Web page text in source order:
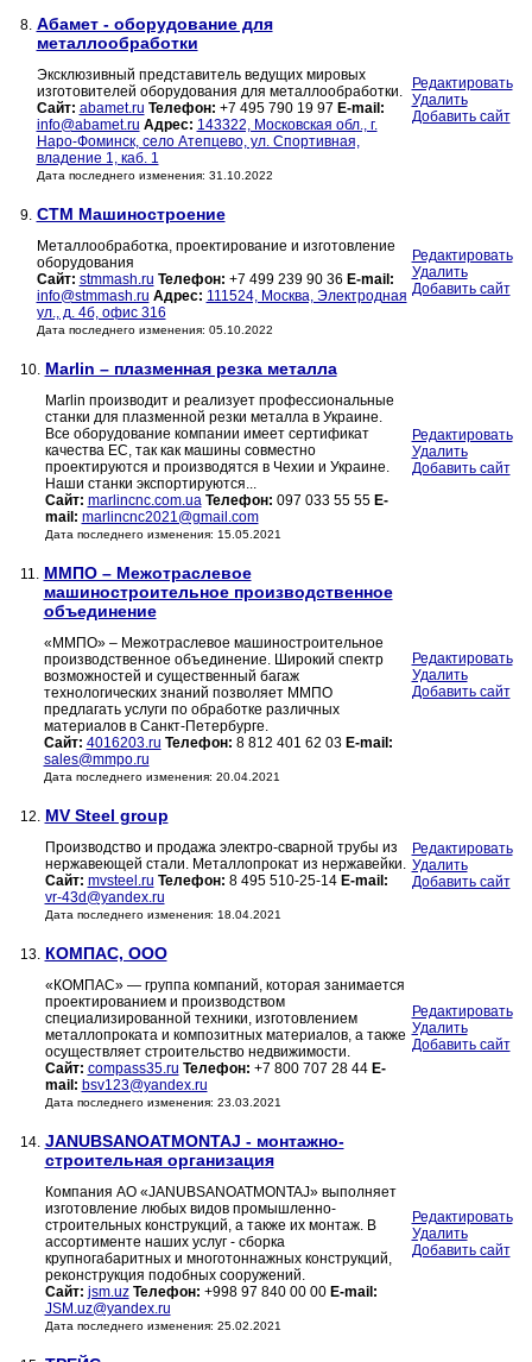
8. Абамет - оборудование для
металлообработки
Эксклюзивный представитель ведущих мировых
изготовителей оборудования для металлообработки.
Сайт: abamet.ru Телефон: +7 495 790 19 97 E-mail:
info@abamet.ru Адрес: 143322, Московская обл., г.
Наро-Фоминск, село Атепцево, ул. Спортивная,
владение 1, каб. 1
Дата последнего изменения: 31.10.2022
Редактировать
Удалить
Добавить сайт
9. СТМ Машиностроение
Металлообработка, проектирование и изготовление
оборудования
Сайт: stmmash.ru Телефон: +7 499 239 90 36 E-mail:
info@stmmash.ru Адрес: 111524, Москва, Электродная
ул., д. 4б, офис 316
Дата последнего изменения: 05.10.2022
Редактировать
Удалить
Добавить сайт
10. Marlin – плазменная резка металла
Marlin производит и реализует профессиональные
станки для плазменной резки металла в Украине.
Все оборудование компании имеет сертификат
качества ЕС, так как машины совместно
проектируются и производятся в Чехии и Украине.
Наши станки экспортируются...
Сайт: marlincnc.com.ua Телефон: 097 033 55 55 E-
mail: marlincnc2021@gmail.com
Дата последнего изменения: 15.05.2021
Редактировать
Удалить
Добавить сайт
11. ММПО – Межотраслевое
машиностроительное производственное
объединение
«ММПО» – Межотраслевое машиностроительное
производственное объединение. Широкий спектр
возможностей и существенный багаж
технологических знаний позволяет ММПО
предлагать услуги по обработке различных
материалов в Санкт-Петербурге.
Сайт: 4016203.ru Телефон: 8 812 401 62 03 E-mail:
sales@mmpo.ru
Дата последнего изменения: 20.04.2021
Редактировать
Удалить
Добавить сайт
12. MV Steel group
Производство и продажа электро-сварной трубы из
нержавеющей стали. Металлопрокат из нержавейки.
Сайт: mvsteel.ru Телефон: 8 495 510-25-14 E-mail:
vr-43d@yandex.ru
Дата последнего изменения: 18.04.2021
Редактировать
Удалить
Добавить сайт
13. КОМПАС, ООО
«КОМПАС» — группа компаний, которая занимается
проектированием и производством
специализированной техники, изготовлением
металлопроката и композитных материалов, а также
осуществляет строительство недвижимости.
Сайт: compass35.ru Телефон: +7 800 707 28 44 E-
mail: bsv123@yandex.ru
Дата последнего изменения: 23.03.2021
Редактировать
Удалить
Добавить сайт
14. JANUBSANOATMONTAJ - монтажно-
строительная организация
Компания АО «JANUBSANOATMONTAJ» выполняет
изготовление любых видов промышленно-
строительных конструкций, а также их монтаж. В
ассортименте наших услуг - сборка
крупногабаритных и многотоннажных конструкций,
реконструкция подобных сооружений.
Сайт: jsm.uz Телефон: +998 97 840 00 00 E-mail:
JSM.uz@yandex.ru
Дата последнего изменения: 25.02.2021
Редактировать
Удалить
Добавить сайт